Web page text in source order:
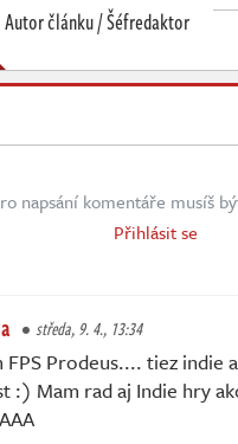
Autor článku / Šéfredaktor
napsání komentáře musíš
Přihlásit se
středa, 9. 4., 13:34
FPS Prodeus.... tiez indie
:) Mam rad aj Indie hry